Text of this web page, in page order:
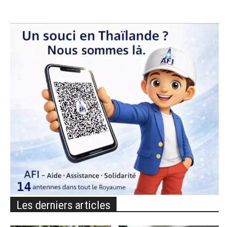
Les derniers articles